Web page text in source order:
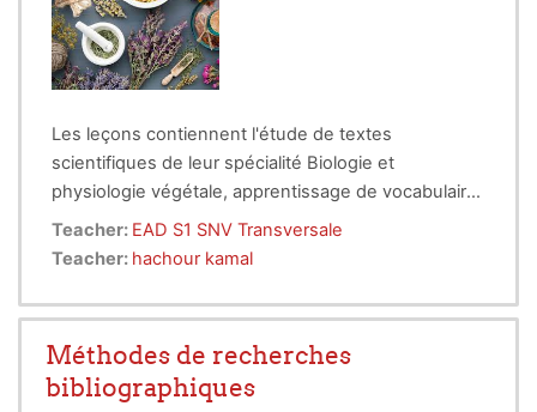
Les leçons contiennent l'étude de textes
scientifiques de leur spécialité Biologie et
physiologie végétale, apprentissage de vocabulaire
scientifique et expression écrite et orale.
Teacher: EAD S1 SNV Transversale
Teacher: hachour kamal
Méthodes de recherches
bibliographiques